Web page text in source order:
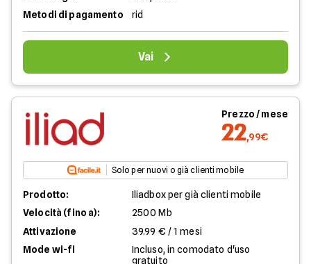
Metodi di pagamento
rid
Vai
Prezzo / mese
22,99€
Solo per nuovi o già clienti mobile
Prodotto:
Iliadbox per già clienti mobile
Velocità (fino a):
2500 Mb
Attivazione
39.99 € / 1 mesi
Mode wi-fi
Incluso, in comodato d'uso
gratuito